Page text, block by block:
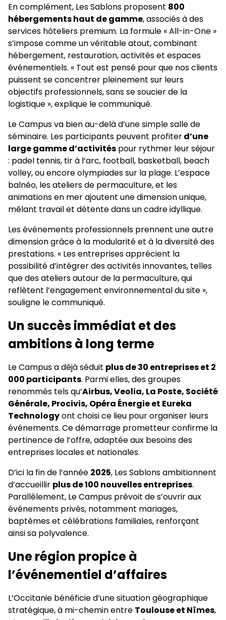
En complément, Les Sablons proposent 800
hébergements haut de gamme, associés à des
services hôteliers premium. La formule « All-in-One »
s’impose comme un véritable atout, combinant
hébergement, restauration, activités et espaces
événementiels. « Tout est pensé pour que nos clients
puissent se concentrer pleinement sur leurs
objectifs professionnels, sans se soucier de la
logistique », explique le communiqué.
Le Campus va bien au-delà d’une simple salle de
séminaire. Les participants peuvent profiterd’une
large gamme d’activités pour rythmer leur séjour
: padel tennis, tir à l’arc, football, basketball, beach
volley, ou encore olympiades sur la plage. L’espace
balnéo, les ateliers de permaculture, et les
animations en mer ajoutent une dimension unique,
mêlant travail et détente dans un cadre idyllique.
Les événements professionnels prennent une autre
dimension grâce à la modularité et à la diversité des
prestations. « Les entreprises apprécient la
possibilité d’intégrer des activités innovantes, telles
que des ateliers autour de la permaculture, qui
reflètent l’engagement environnemental du site »,
souligne le communiqué.
Un succès immédiat et des
ambitions à long terme
Le Campus a déjà séduit plus de 30 entreprises et 2
000 participants. Parmi elles, des groupes
renommés tels qu’Airbus, Veolia, La Poste, Société
Générale, Procivis, Opéra Énergie et Eureka
Technologyont choisi ce lieu pour organiser leurs
événements. Ce démarrage prometteur confirme la
pertinence de l’offre, adaptée aux besoins des
entreprises locales et nationales.
D’ici la fin de l’année 2025, Les Sablons ambitionnent
d’accueillir plus de 100 nouvelles entreprises.
Parallèlement, Le Campus prévoit de s’ouvrir aux
événements privés, notamment mariages,
baptêmes et célébrations familiales, renforçant
ainsi sa polyvalence.
Une région propice à
l’événementiel d’affaires
L’Occitanie bénéficie d’une situation géographique
stratégique, à mi-chemin entre Toulouse et Nîmes,